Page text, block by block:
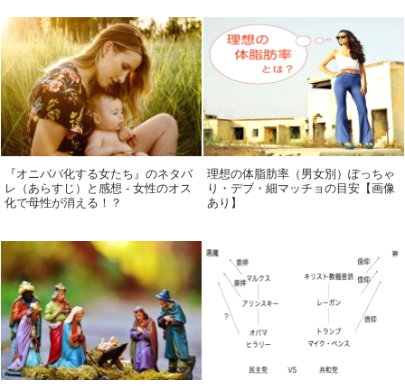
『オニババ化する女たち』のネタバ
レ（あらすじ）と感想 - 女性のオス
化で母性が消える！？
理想の体脂肪率（男女別）ぽっちゃ
り・デブ・細マッチョの目安【画像
あり】